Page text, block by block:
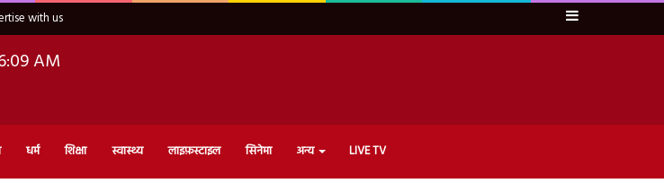
with us Sidebar
AM
धर्म शिक्षा स्वास्थ्य लाइफ़स्टाइल सिनेमा अन्य LIVE TV